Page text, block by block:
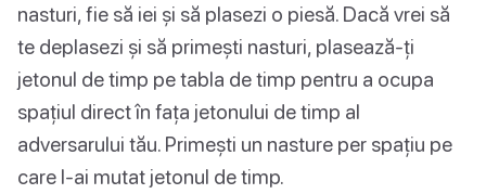
nasturi, fie să iei și să plasezi o piesă. Dacă vrei să
te deplasezi și să primești nasturi, plasează-ți
jetonul de timp pe tabla de timp pentru a ocupa
spațiul direct în fața jetonului de timp al
adversarului tău. Primești un nasture per spațiu pe
care l-ai mutat jetonul de timp.